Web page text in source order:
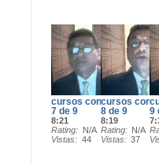
cursos contabilidad -
7 de 9
8:21
Rating
N/A
Vistas
44
cursos
8 de 9
8:19
Rating
N/A
Vistas
37
9